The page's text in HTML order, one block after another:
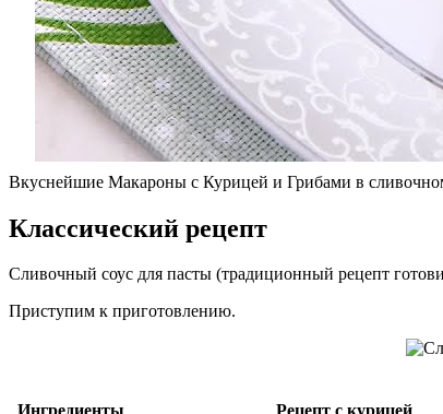
Вкуснейшие Макароны с Курицей и Грибами в
Классический рецепт
Сливочный соус для пасты (традиционный рецепт
Приступим к приготовлению.